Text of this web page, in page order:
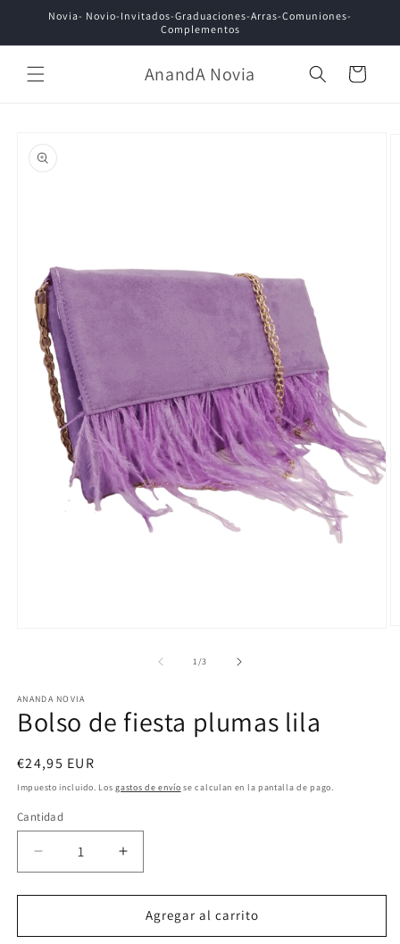
directamente
Novia- Novio-Invitados-Graduaciones-Arras-Comuniones-
Complementos
AnandA Novia Carrito
a la
información
una
ventana
modal
1/de
3
ANANDA NOVIA
Bolso de fiesta plumas lila
Precio
habitual
€24,95 EUR
Impuesto incluido. Losgastos de envío se calculan en la pantalla de pago.
Cantidad
Reducir
cantidad
para
de
Aumentar
cantidad
para
Bolso
de
Agregar al carrito